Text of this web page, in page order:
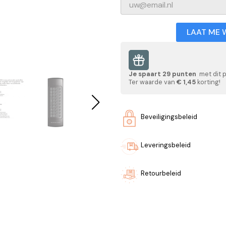
LAAT ME
Je spaart 29 punten met dit
Ter waarde van € 1,45 korting!
Beveiligingsbeleid
Leveringsbeleid
Retourbeleid